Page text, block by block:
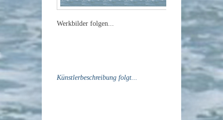
Werkbilder folgen...
Künstlerbeschreibung folgt...